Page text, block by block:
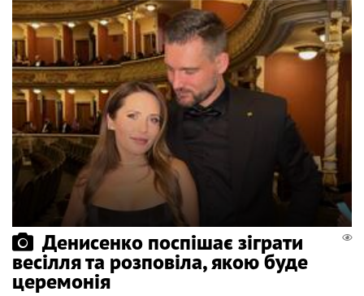
Денисенко поспішає зіграти
весілля та розповіла, якою буде
церемонія